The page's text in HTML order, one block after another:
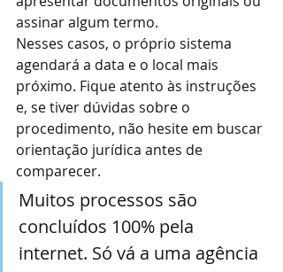
assinar algum termo.
Nesses casos, o próprio sistema
agendará a data e o local mais
próximo. Fique atento às instruções
e, se tiver dúvidas sobre o
procedimento, não hesite em buscar
orientação jurídica antes de
comparecer.
Muitos processos são
concluídos 100% pela
internet. Só vá a uma agência